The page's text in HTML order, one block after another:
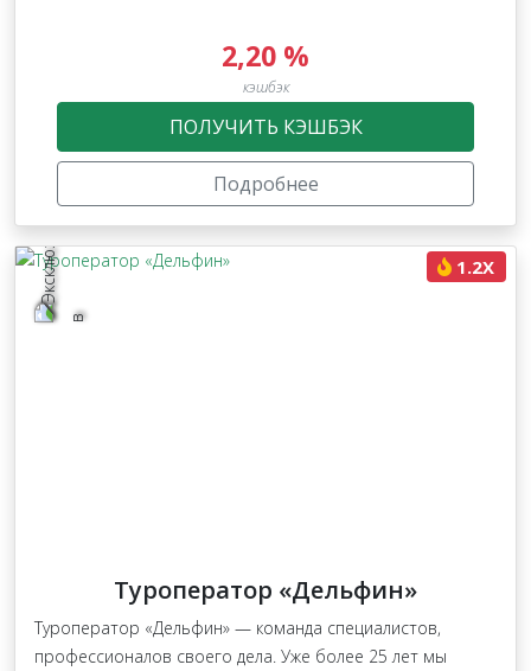
2,20 %
кэшбэк
ПОЛУЧИТЬ КЭШБЭК
Подробнее
1.2X
Туроператор «Дельфин»
Туроператор «Дельфин» — команда специалистов,
профессионалов своего дела. Уже более 25 лет мы